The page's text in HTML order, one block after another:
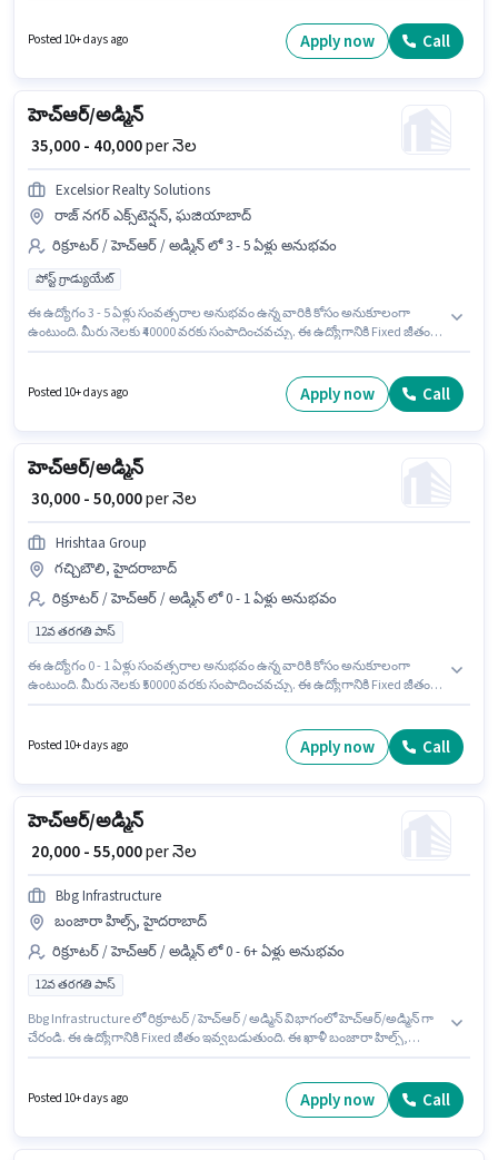
అర్హత పొందేందుకు అభ్యర్థికి Computer Knowledge వంటి నైపుణ్యాలు ఉండాలి. ఈ
ఖాళీ సివిల్ లైన్స్, గుర్గావ్ లో ఉంది. ఈ ఉద్యోగానికి అభ్యర్థులు తప్పనిసరిగా
Posted 10+ days ago Apply now Call
హెచ్ఆర్/అడ్మిన్
₹ 35,000 - 40,000per నెల
Excelsior Realty Solutions
రాజ్ నగర్ ఎక్స్‌టెన్షన్, ఘజియాబాద్
రిక్రూటర్ / హెచ్ఆర్ / అడ్మిన్ లో 3 - 5 ఏళ్లు అనుభవం
పోస్ట్ గ్రాడ్యుయేట్
ఈ ఉద్యోగం 3 - 5 ఏళ్లు సంవత్సరాల అనుభవం ఉన్న వారికి కోసం అనుకూలంగా
ఉంటుంది. మీరు నెలకు ₹40000 వరకు సంపాదించవచ్చు. ఈ ఉద్యోగానికి Fixed జీతం
ఆధారపడి ఇప్పించబడతాయి. ఈ ఉద్యోగం రాజ్ నగర్ ఎక్స్‌టెన్షన్, ఘజియాబాద్ లో
ఉంది. Excelsior Realty Solutions రిక్రూటర్ / హెచ్ఆర్ / అడ్మిన్ విభాగంలో హెచ్ఆర్/
Posted 10+ days ago Apply now Call
హెచ్ఆర్/అడ్మిన్
₹ 30,000 - 50,000per నెల
Hrishtaa Group
గచ్చిబౌలి, హైదరాబాద్
రిక్రూటర్ / హెచ్ఆర్ / అడ్మిన్ లో 0 - 1 ఏళ్లు అనుభవం
12వ తరగతి పాస్
ఈ ఉద్యోగం 0 - 1 ఏళ్లు సంవత్సరాల అనుభవం ఉన్న వారికి కోసం అనుకూలంగా
ఉంటుంది. మీరు నెలకు ₹50000 వరకు సంపాదించవచ్చు. ఈ ఉద్యోగానికి Fixed జీతం
హెచ్ఆర్ / అడ్మిన్ విభాగంలో హెచ్ఆర్/అడ్మిన్ ఉద్యోగానికి క్రియాశీలకంగా నియామకం
Posted 10+ days ago Apply now Call
హెచ్ఆర్/అడ్మిన్
₹ 20,000 - 55,000per నెల
Bbg Infrastructure
బంజారా హిల్స్, హైదరాబాద్
రిక్రూటర్ / హెచ్ఆర్ / అడ్మిన్ లో 0 - 6+ ఏళ్లు అనుభవం
12వ తరగతి పాస్
Bbg Infrastructure లో రిక్రూటర్ / హెచ్ఆర్ / అడ్మిన్ విభాగంలో హెచ్ఆర్/అడ్మిన్ గా
చేరండి. ఈ ఉద్యోగానికి Fixed జీతం ఇవ్వబడుతుంది. ఈ ఖాళీ బంజారా హిల్స్,
కోసం అనుకూలంగా ఉంటుంది. మీరు నెలకు ₹55000 వరకు సంపాదించవచ్చు.
Posted 10+ days ago Apply now Call